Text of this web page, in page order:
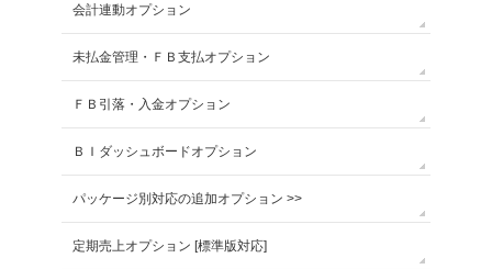
会計連動オプション
未払金管理・ＦＢ支払オプション
ＦＢ引落・入金オプション
ＢＩダッシュボードオプション
パッケージ別対応の追加オプション >>
定期売上オプション [標準版対応]